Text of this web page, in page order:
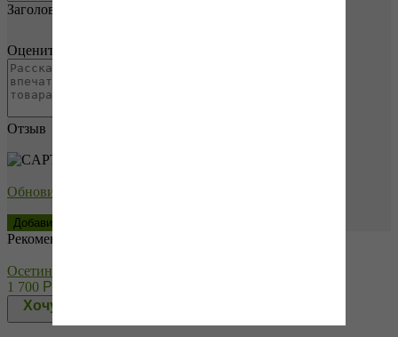
Заголовок
Оцените товар
Отзыв
Обновить капчу (CAPTCHA)
Рекомендуем купить
Осетинский пирог с рубленным мясом и грибами
1 700 Р
Хочу!